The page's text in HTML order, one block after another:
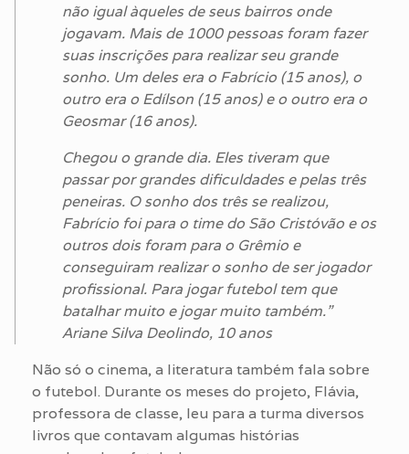
não igual àqueles de seus bairros onde
jogavam. Mais de 1000 pessoas foram fazer
suas inscrições para realizar seu grande
sonho. Um deles era o Fabrício (15 anos), o
outro era o Edílson (15 anos) e o outro era o
Geosmar (16 anos).
Chegou o grande dia. Eles tiveram que
passar por grandes dificuldades e pelas três
peneiras. O sonho dos três se realizou,
Fabrício foi para o time do São Cristóvão e os
outros dois foram para o Grêmio e
conseguiram realizar o sonho de ser jogador
profissional. Para jogar futebol tem que
batalhar muito e jogar muito também.”
Ariane Silva Deolindo, 10 anos
Não só o cinema, a literatura também fala sobre
o futebol. Durante os meses do projeto, Flávia,
professora de classe, leu para a turma diversos
livros que contavam algumas histórias